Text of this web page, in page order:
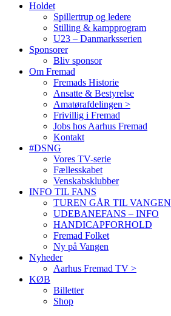
Holdet
Spillertrup og ledere
Stilling & kampprogram
U23 – Danmarksserien
Sponsorer
Bliv sponsor
Om Fremad
Fremads Historie
Ansatte & Bestyrelse
Amatørafdelingen >
Frivillig i Fremad
Jobs hos Aarhus Fremad
Kontakt
#DSNG
Vores TV-serie
Fællesskabet
Venskabsklubber
INFO TIL FANS
TUREN GÅR TIL VANGEN
UDEBANEFANS – INFO
HANDICAPFORHOLD
Fremad Folket
Ny på Vangen
Nyheder
Aarhus Fremad TV >
KØB
Billetter
Shop